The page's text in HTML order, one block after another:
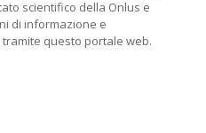
scientifico della Onlus e
di informazione e
questo portale web.